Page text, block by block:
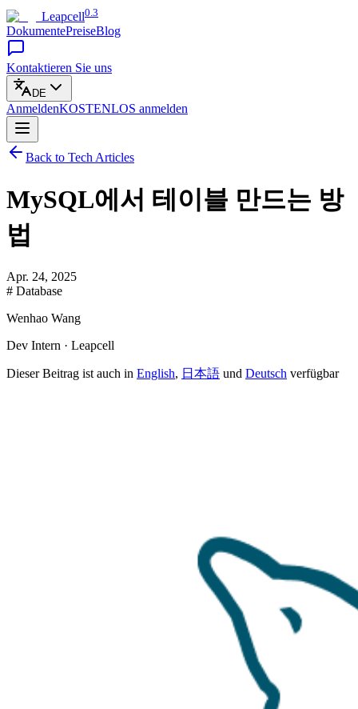
Leapcell0.3
DokumentePreiseBlog
Kontaktieren Sie uns
DE
AnmeldenKOSTENLOS anmelden
Back to Tech Articles
MySQL에서 테이블 만드는 방
법
Apr. 24, 2025
# Database
Wenhao Wang
Dev Intern · Leapcell
Dieser Beitrag ist auch in English, 日本語 und Deutsch verfügbar